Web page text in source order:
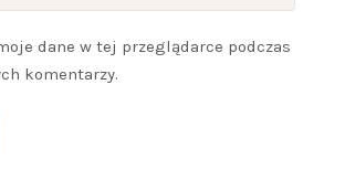
dane w tej przeglądarce podczas
komentarzy.